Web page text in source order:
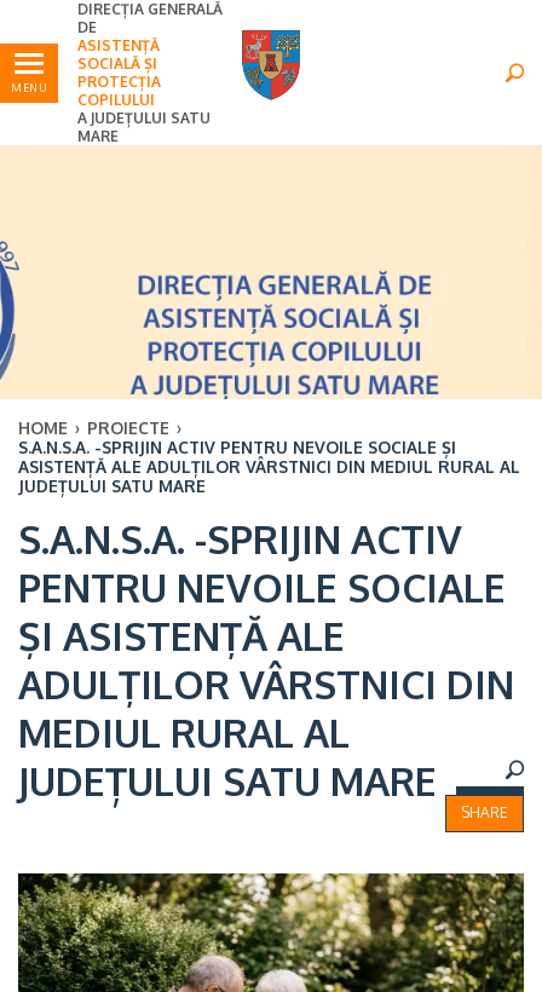
MENU
DIRECȚIA GENERALĂ
DE
ASISTENȚĂ
SOCIALĂ ȘI
PROTECȚIA
COPILULUI
A JUDEȚULUI SATU
MARE
Ultimele
HOME › PROIECTE ›
S.A.N.S.A. -SPRIJIN ACTIV PENTRU NEVOILE SOCIALE ȘI
ASISTENȚĂ ALE ADULȚILOR VÂRSTNICI DIN MEDIUL RURAL AL
JUDEȚULUI SATU MARE
Ultimele Oricând
S.A.N.S.A. -SPRIJIN ACTIV
PENTRU NEVOILE SOCIALE
ȘI ASISTENȚĂ ALE
ADULȚILOR VÂRSTNICI DIN
MEDIUL RURAL AL
JUDEȚULUI SATU MARE
SHARE